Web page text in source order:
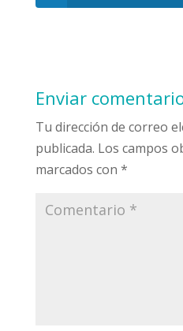
Enviar
Tu dirección de correo
publicada. Los campos
marcados con *